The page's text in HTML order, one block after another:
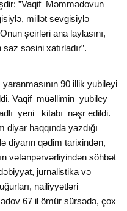
”Vaqif Məmmədovun
millət sevgisiylə
şeirləri ana laylasını,
səsini xatırladır”.
90 illik yubileyi
Vaqif müəllimin yubiley
yeni kitabı nəşr edildi.
diyar haqqında yazdığı
diyarın qədim tarixindən,
vətənpərvərliyindən söhbət
jurnalistika və
nailiyyətləri
67 il ömür sürsədə, çox